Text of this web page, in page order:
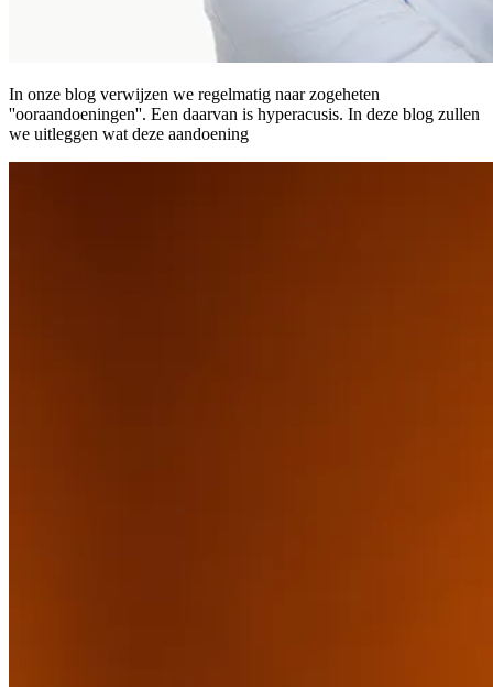
In onze blog verwijzen we regelmatig naar zogeheten
''ooraandoeningen''. Een daarvan is hyperacusis. In deze blog zullen
we uitleggen wat deze aandoening